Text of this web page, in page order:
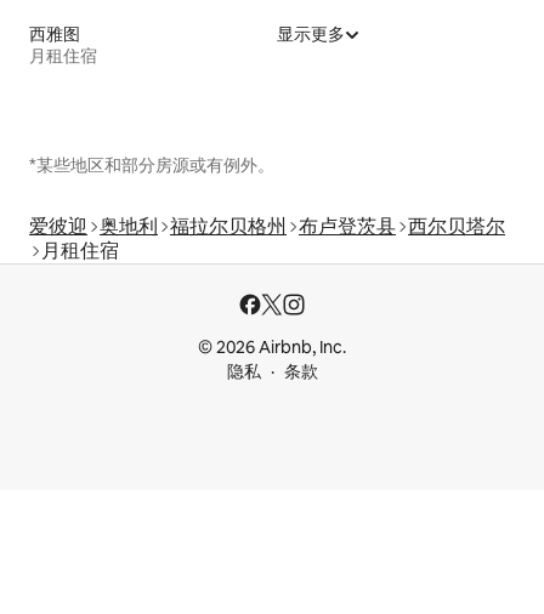
西雅图
月租住宿
显示更多
*某些地区和部分房源或有例外。
爱彼迎 奥地利 福拉尔贝格州 布卢登茨县 西尔贝塔尔
月租住宿
© 2026 Airbnb, Inc.
隐私
条款